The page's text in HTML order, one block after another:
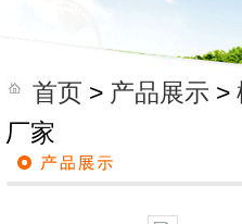
首页 > 产品展示 >
厂家